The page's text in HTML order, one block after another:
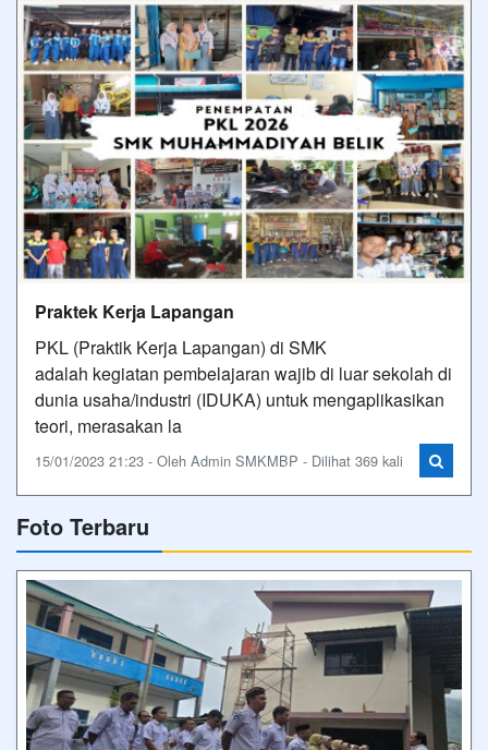
Praktek Kerja Lapangan
PKL (Praktik Kerja Lapangan) di SMK
adalah kegiatan pembelajaran wajib di luar sekolah di
dunia usaha/industri (IDUKA) untuk mengaplikasikan
teori, merasakan la
15/01/2023 21:23 - Oleh Admin SMKMBP - Dilihat 369 kali
Foto Terbaru